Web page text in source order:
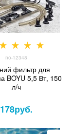
no-12348
фильтр для
BOYU 5,5 Вт, 150
л/ч
178руб.